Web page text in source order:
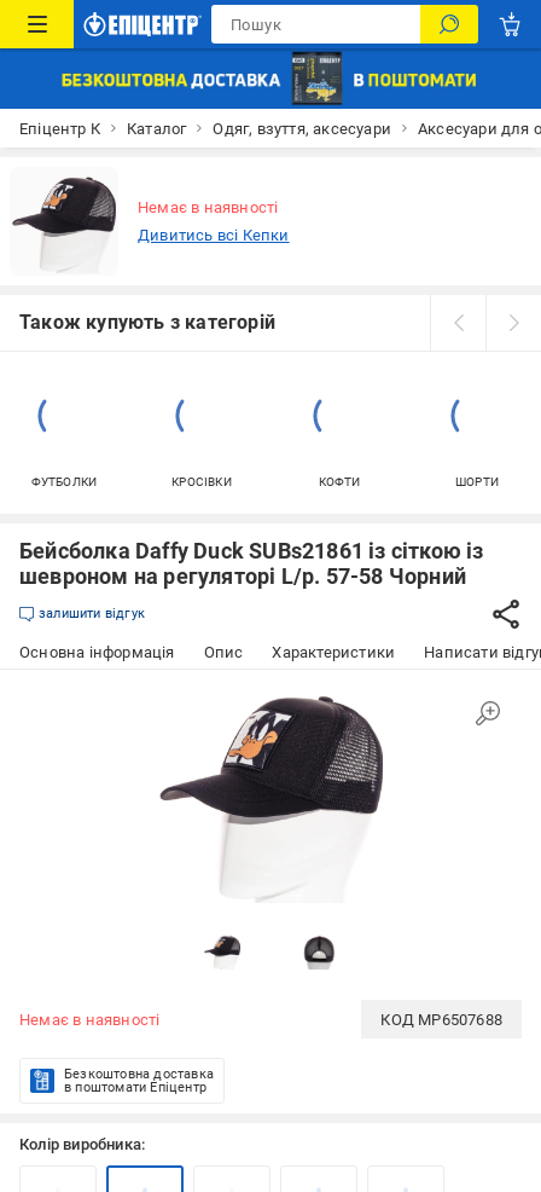
Епіцентр К Каталог Одяг, взуття, аксесуари Аксесуари для
Немає в наявності
Дивитись всі Кепки
Також купують з категорій
ФУТБОЛКИ КРОСІВКИ КОФТИ ШОРТИ
Бейсболка Daffy Duck SUBs21861 із сіткою із
шевроном на регуляторі L/р. 57-58 Чорний
залишити відгук
Основна інформація Опис Характеристики Написати
Немає в наявності КОД MP6507688
Безкоштовна доставка
в поштомати Епіцентр
Колір виробника: